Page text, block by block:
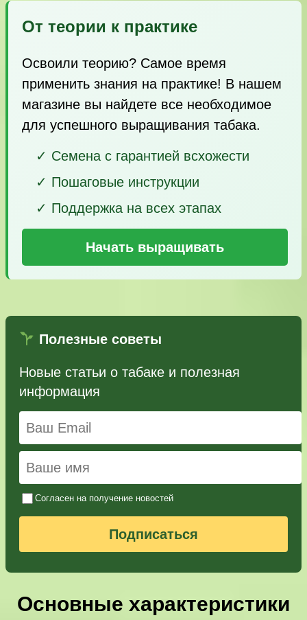
От теории к практике
Освоили теорию? Самое время
применить знания на практике! В нашем
магазине вы найдете все необходимое
для успешного выращивания табака.
✓ Семена с гарантией всхожести
✓ Пошаговые инструкции
✓ Поддержка на всех этапах
Начать выращивать
Полезные советы
Новые статьи о табаке и полезная
информация
Согласен на получение новостей
Подписаться
Основные характеристики